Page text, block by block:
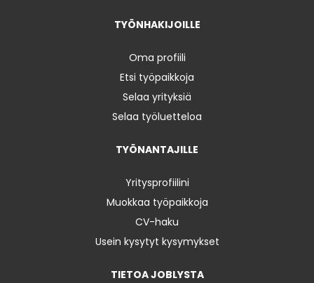
TYÖNHAKIJOILLE
Oma profiili
Etsi työpaikkoja
Selaa yrityksiä
Selaa työluetteloa
TYÖNANTAJILLE
Yritysprofiilini
Muokkaa työpaikkoja
CV-haku
Usein kysytyt kysymykset
TIETOA JOBLYSTA